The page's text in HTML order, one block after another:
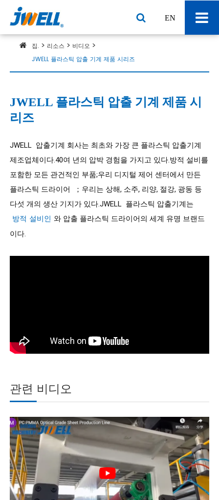
EN
집. 리소스
비디오
JWELL 플라스틱 압출 기계 제품 시리즈
JWELL 플라스틱 압출 기계 제품 시
리즈
JWELL 압출기계 회사는 최초와 가장 큰 플라스틱 압출기계
제조업체이다.40여 년의 압박 경험을 가지고 있다.방적 설비를
포함한 모든 관건적인 부품;우리 디지털 제어 센터에서 만든
플라스틱 드라이어  ；우리는 상해, 소주, 리양, 절강, 광동 등
다섯 개의 생산 기지가 있다.JWELL  플라스틱 압출기계는
방적 설비인 와 압출 플라스틱 드라이어의 세계 유명 브랜드
이다.
관련 비디오